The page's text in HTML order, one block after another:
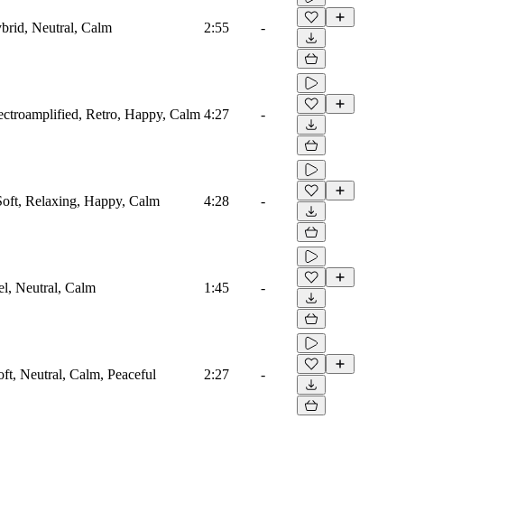
Neutral, Calm 2:55 -
Retro, Happy, Calm 4:27 -
Relaxing, Happy, Calm 4:28 -
Neutral, Calm 1:45 -
Neutral, Calm, Peaceful 2:27 -